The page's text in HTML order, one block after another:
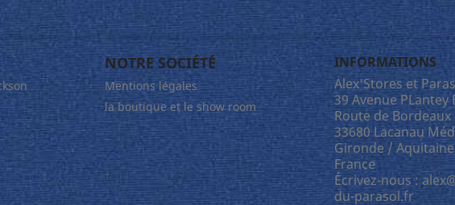
NOTRE SOCIÉTÉ
Mentions légales
la boutique et le show room
INFORMATIONS
Alex'Stores et
39 Avenue PLantey
Route de Bordeaux
33680 Lacanau
Gironde / Aquitaine
France
Écrivez-nous :
du-parasol.fr